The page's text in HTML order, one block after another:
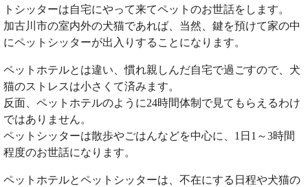
トシッターは自宅にやって来てペットのお世話をします。
加古川市の室内外の犬猫であれば、当然、鍵を預けて家の中
にペットシッターが出入りすることになります。
ペットホテルとは違い、慣れ親しんだ自宅で過ごすので、犬
猫のストレスは小さくて済みます。
反面、ペットホテルのように24時間体制で見てもらえるわけ
ではありません。
ペットシッターは散歩やごはんなどを中心に、1日1～3時間
程度のお世話になります。
ペットホテルとペットシッターは、不在にする日程や犬猫の